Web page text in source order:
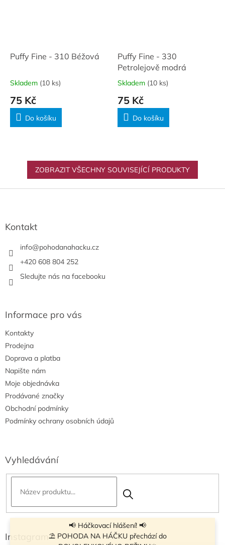
📢 Háčkovací hlášení! 📢
⛱ POHODA NA HÁČKU přechází do
Puffy Fine - 310 Béžová
Skladem (10 ks)
75 Kč
Do košíku
Puffy Fine - 330
Petrolejově modrá
Skladem (10 ks)
75 Kč
Do košíku
ZOBRAZIT VŠECHNY SOUVISEJÍCÍ PRODUKTY
Kontakt
info@pohodanahacku.cz
+420 608 804 252
Sledujte nás na facebooku
Informace pro vás
Kontakty
Prodejna
Doprava a platba
Napište nám
Moje objednávka
Prodávané značky
Obchodní podmínky
Podmínky ochrany osobních údajů
Vyhledávání
Instagram